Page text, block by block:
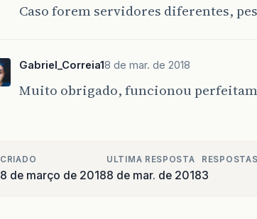
Caso forem servidores diferentes,
Gabriel_Correia18 de mar. de 2018
Muito obrigado, funcionou
CRIADO
8 de março de 2018
ULTIMA RESPOSTA
8 de mar. de 2018
RESPOSTAS
3